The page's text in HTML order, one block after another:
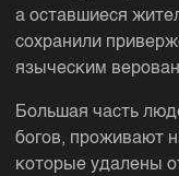
а оставшиеся
сохранили
языческим
Большая часть
богов, проживают
которые удалены